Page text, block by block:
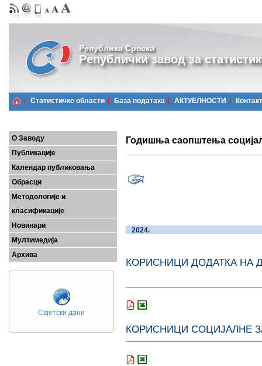
Република Српска
Републички завод за
Статистичке области Базa података АКТУЕЛНОСТИ Контакт
О Заводу
Публикације
Календар публиковања
Обрасци
Методологије и
класификације
Новинари
Мултимедија
Архива
Свјетски дани
Годишња саопштења
КОРИСНИЦИ
КОРИСНИЦИ СОЦИЈАЛНЕ